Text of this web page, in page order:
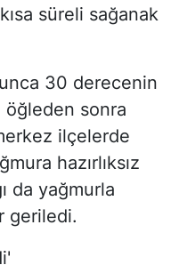
süreli sağanak
30 derecenin
sonra
ilçelerde
hazırlıksız
da yağmurla
geriledi.